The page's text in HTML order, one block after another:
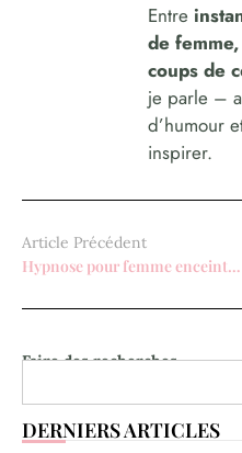
Faire des recherches
DERNIERS ARTICLES
Entre
de
coups de
je parle –
d’humour
inspirer.
Article Précédent
Hypnose pour femme enceinte : la méthode douce pour un accouchement serein